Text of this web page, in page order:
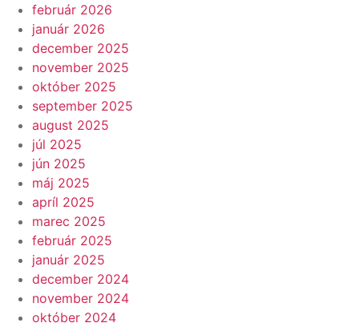
február 2026
január 2026
december 2025
november 2025
október 2025
september 2025
august 2025
júl 2025
jún 2025
máj 2025
apríl 2025
marec 2025
február 2025
január 2025
december 2024
november 2024
október 2024